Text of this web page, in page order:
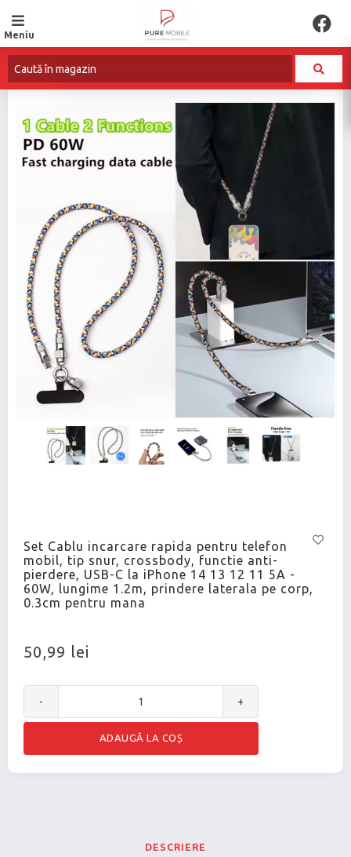
Meniu
Set Cablu incarcare rapida pentru telefon
mobil, tip snur, crossbody, functie anti-
pierdere, USB-C la iPhone 14 13 12 11 5A -
60W, lungime 1.2m, prindere laterala pe corp,
0.3cm pentru mana
50,99 lei
- +
DESCRIERE